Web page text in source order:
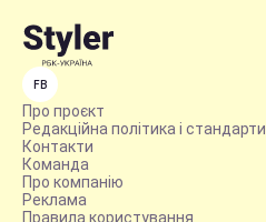
FB
Про проєкт
Редакційна політика і стандарти
Контакти
Команда
Про компанію
Реклама
Правила користування